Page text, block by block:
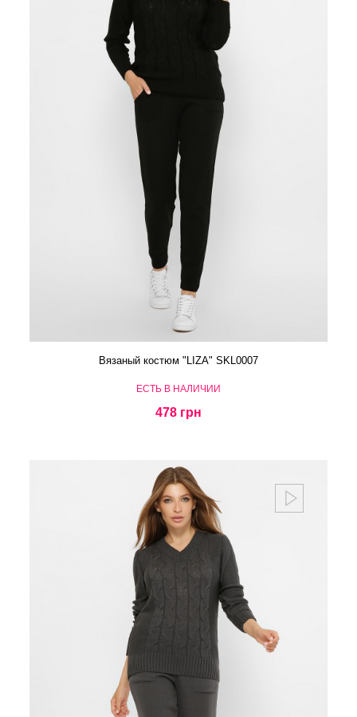
Вязаный костюм "LIZA" SKL0007
ЕСТЬ В НАЛИЧИИ
478 грн